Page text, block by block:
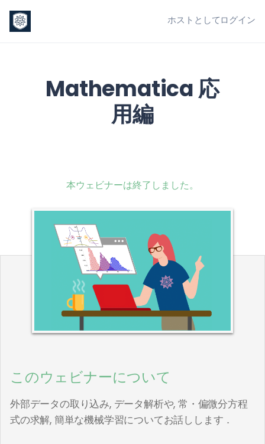
ホストとしてログイン
Mathematica 応
用編
本ウェビナーは終了しました。
このウェビナーについて
外部データの取り込み, データ解析や, 常・偏微分方程
式の求解, 簡単な機械学習についてお話しします．